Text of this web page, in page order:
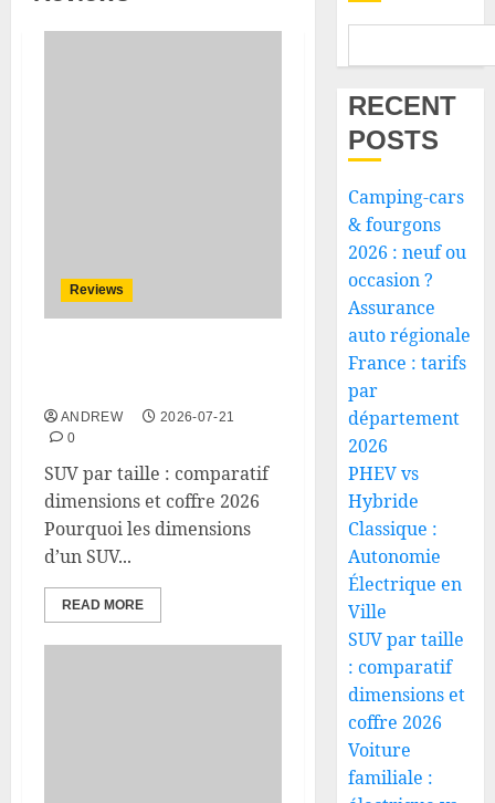
Reviews
ANDREW
2026-07-21
0
SUV par taille : comparatif
dimensions et coffre 2026
Pourquoi les dimensions
d’un SUV...
READ MORE
RECENT
POSTS
Camping-cars
& fourgons
2026 : neuf ou
occasion ?
Assurance
auto régionale
France : tarifs
par
département
2026
PHEV vs
Hybride
Classique :
Autonomie
Électrique en
Ville
SUV par taille
: comparatif
dimensions et
coffre 2026
Voiture
familiale :